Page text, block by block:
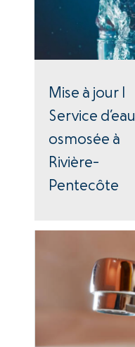
Mise à jour |
Service d’eau
osmosée à
Rivière-
Pentecôte